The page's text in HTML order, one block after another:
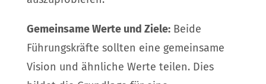
Gemeinsame Werte und Ziele:Beide
Führungskräfte sollten eine gemeinsame
Vision und ähnliche Werte teilen. Dies